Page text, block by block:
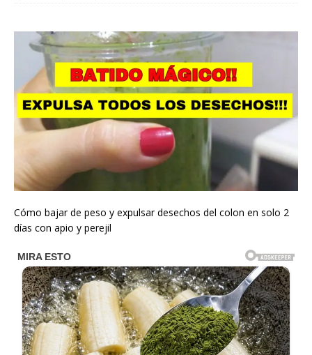
Cómo bajar de peso y expulsar desechos del colon en solo 2
días con apio y perejil